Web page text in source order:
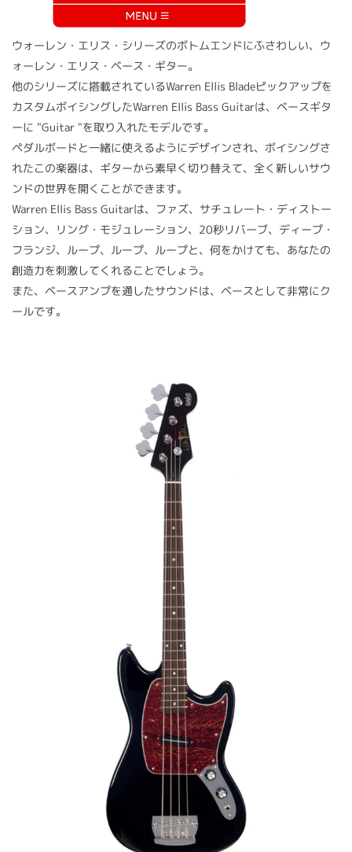
ウォーレン・エリス・シリーズのボトムエンドにふさわしい、ウ
ォーレン・エリス・ベース・ギター。
他のシリーズに搭載されているWarren Ellis Bladeピックアップを
カスタムボイシングしたWarren Ellis Bass Guitarは、ベースギタ
ーに "Guitar "を取り入れたモデルです。
ペダルボードと一緒に使えるようにデザインされ、ボイシングさ
れたこの楽器は、ギターから素早く切り替えて、全く新しいサウ
ンドの世界を開くことができます。
Warren Ellis Bass Guitarは、ファズ、サチュレート・ディストー
ション、リング・モジュレーション、20秒リバーブ、ディープ・
フランジ、ループ、ループ、ループと、何をかけても、あなたの
創造力を刺激してくれることでしょう。
また、ベースアンプを通したサウンドは、ベースとして非常にク
ールです。